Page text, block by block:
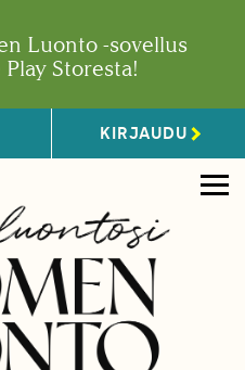
Luonto -sovellus
Storesta!
KIRJAUDU